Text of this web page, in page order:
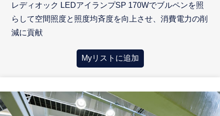
レディオック LEDアイランプSP 170Wでブルペンを照
らして空間照度と照度均斉度を向上させ、消費電力の削
減に貢献
Myリストに追加